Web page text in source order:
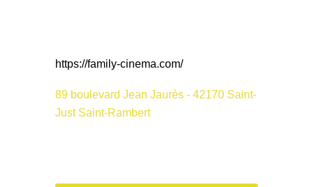
https://family-cinema.com/
89 boulevard Jean Jaurès - 42170 Saint-
Just Saint-Rambert